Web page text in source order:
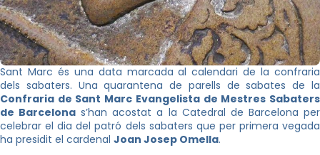
Sant Marc és una data marcada al calendari de la confraria
dels sabaters. Una quarantena de parells de sabates de la
Confraria de Sant Marc Evangelista de Mestres Sabaters
de Barcelona s’han acostat a la Catedral de Barcelona per
celebrar el dia del patró dels sabaters que per primera vegada
ha presidit el cardenal Joan Josep Omella.